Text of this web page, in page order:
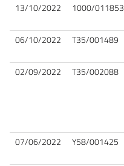
13/10/2022 1000/011853
06/10/2022 T35/001489
02/09/2022 T35/002088
07/06/2022 Y58/001425